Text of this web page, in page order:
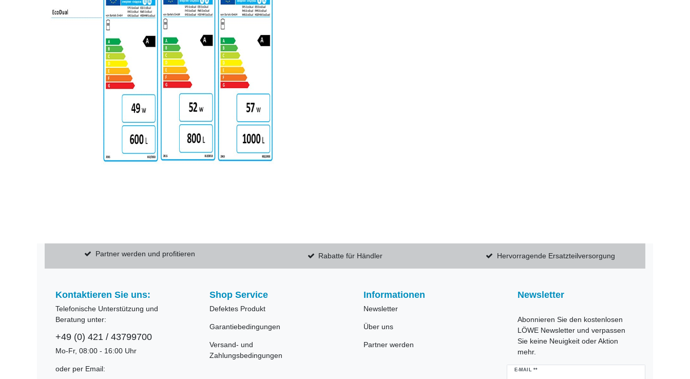
Partner werden und profitieren Rabatte für Händler Hervorragende Ersatzteilversorgung
Kontaktieren Sie uns:
Telefonische Unterstützung und
Beratung unter:
+49 (0) 421 / 43799700
Mo-Fr, 08:00 - 16:00 Uhr
oder per Email:
Shop Service
Defektes Produkt
Garantiebedingungen
Versand- und
Zahlungsbedingungen
Informationen
Newsletter
Über uns
Partner werden
Newsletter
Abonnieren Sie den kostenlosen
LÖWE Newsletter und verpassen
Sie keine Neuigkeit oder Aktion
mehr.
E-MAIL **
Newsletter